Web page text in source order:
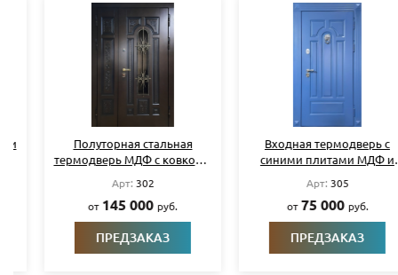
Полуторная стальная
термодверь МДФ с ковкой и
302
145 000 руб.
ПРЕДЗАКАЗ
Входная термодверь с
синими плитами МДФ и
305
75 000 руб.
ПРЕДЗАКАЗ